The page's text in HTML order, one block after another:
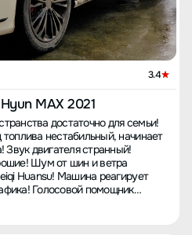
зазоры задних фонарей, их
В целом, если
пространство и цену —
аналоги в этой категории. Я
дорогую версию, 'Super Daddy'.
на некоторых
некоторых кажется, будто мое
некоторых дорогах маленькие
бьют по днищу, что может
разваливается. Особенно
дорогам. **Что
и
подвески, надеюсь, что
больше внимания этим
шкив насоса
к перегреву и поломке
не ослышались, проблема,
десяти лет эксплуатации,
это явно связанно с
3.4
MAX 2021
достаточно для семьи!
нестабильный, начинает
Звук двигателя странный!
Шум от шин и ветра
Huansu! Машина реагирует
Голосовой помощник